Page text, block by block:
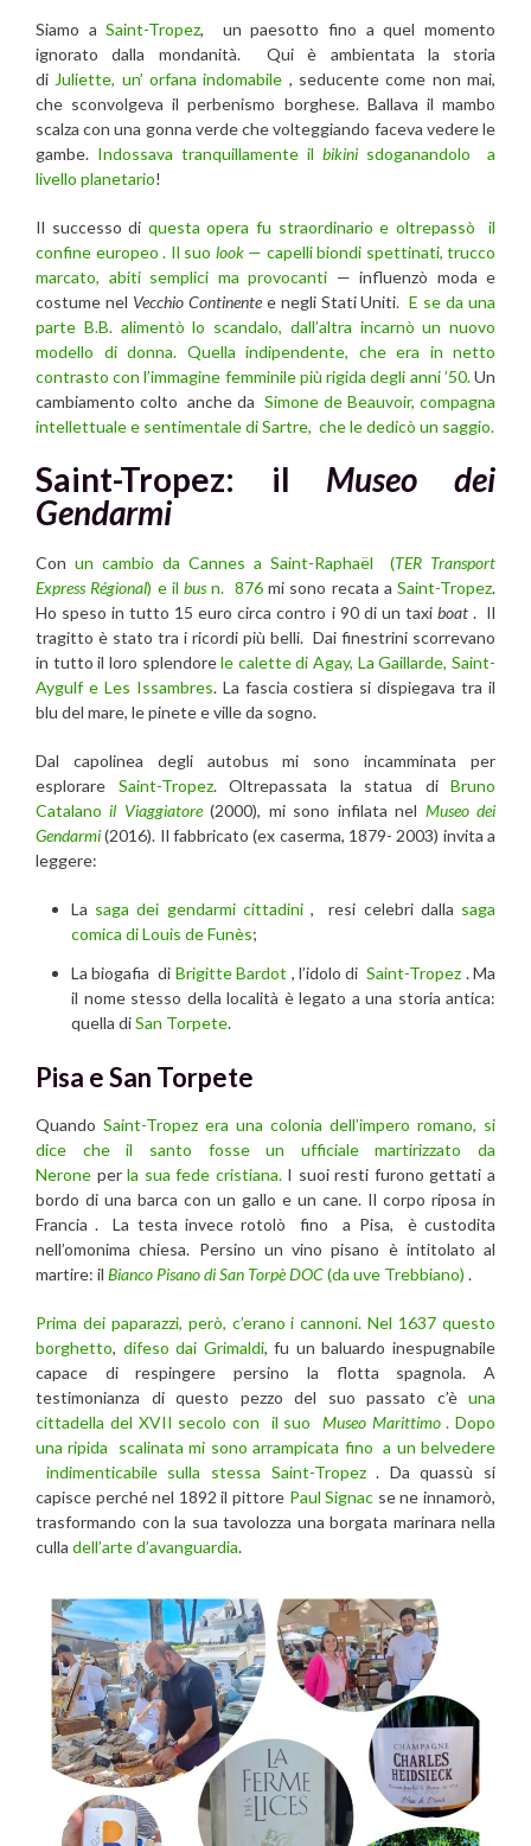
Siamo aSaint-Tropez, un paesotto fino a quel momento
ignorato dalla mondanità. Qui è ambientata la storia
di Juliette, un’ orfana indomabile , seducente come non mai,
che sconvolgeva il perbenismo borghese. Ballava il mambo
scalza con una gonna verde che volteggiando faceva vedere le
gambe. Indossava tranquillamente il bikini sdoganandolo a
livello planetario!
Il successo di questa opera fu straordinario e oltrepassò il
confine europeo . Il suo look— capelli biondi spettinati, trucco
marcato, abiti semplici ma provocanti — influenzò moda e
costume nel Vecchio Continentee negli Stati Uniti. E se da una
parte B.B. alimentò lo scandalo, dall’altra incarnò un nuovo
modello di donna. Quella indipendente, che era in netto
contrasto con l’immagine femminile più rigida degli anni ’50.Un
cambiamento colto anche da Simone de Beauvoir, compagna
intellettuale e sentimentale di Sartre, che le dedicò un saggio.
Saint-Tropez: il Museo dei
Gendarmi
Con un cambio da Cannes a Saint-Raphaël (TER Transport
Express Régional) e il busn. 876mi sono recata a Saint-Tropez.
Ho speso in tutto 15 euro circa contro i 90 di un taxiboat. Il
tragitto è stato tra i ricordi più belli. Dai finestrini scorrevano
in tutto il loro splendorele calette di Agay, La Gaillarde, Saint-
Aygulf e Les Issambres. La fascia costiera si dispiegava tra il
blu del mare, le pinete e ville da sogno.
Dal capolinea degli autobus mi sono incamminata per
esplorare Saint-Tropez. Oltrepassata la statua di Bruno
Catalanoil Viaggiatore(2000), mi sono infilata nel Museo dei
Gendarmi(2016). Il fabbricato (ex caserma, 1879- 2003) invita a
leggere:
La saga dei gendarmi cittadini, resi celebri dalla saga
comica di Louis de Funès;
La biogafia di Brigitte Bardot , l’idolo diSaint-Tropez . Ma
il nome stesso della località è legato a una storia antica:
quella diSan Torpete.
Pisa e San Torpete
Quando Saint-Tropez era una colonia dell’impero romano, si
dice che il santo fosse un ufficiale martirizzato da
Nerone perla sua fede cristiana.I suoi resti furono gettati a
bordo di una barca con un gallo e un cane. Il corpo riposa in
Francia . La testa invece rotolò fino a Pisa, è custodita
nell’omonima chiesa. Persino un vino pisano è intitolato al
martire: il Bianco Pisano di San Torpè DOC(da uve Trebbiano) .
Prima dei paparazzi, però, c’erano i cannoni. Nel 1637 questo
borghetto, difeso dai Grimaldi, fu un baluardo inespugnabile
capace di respingere persino la flotta spagnola. A
testimonianza di questo pezzo del suo passato c’è una
cittadella del XVII secolo con il suo Museo Marittimo. Dopo
una ripida scalinata mi sono arrampicata fino a un belvedere
indimenticabile sulla stessa Saint-Tropez. Da quassù si
capisce perché nel 1892 il pittore Paul Signac se ne innamorò,
trasformando con la sua tavolozza una borgata marinara nella
culla dell’arte d’avanguardia.